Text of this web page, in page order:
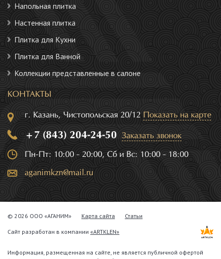
Напольная плитка
Настенная плитка
Плитка для Кухни
Плитка для Ванной
Коллекции представленные в салоне
КОНТАКТЫ
г. Казань, Чистопольская 20/12 Показать на карте
+7 (843) 204-24-50 Заказать звонок
Пн-Пт: 10:00 - 20:00, Сб и Вс: 10:00 - 18:00
aganimkzn@mail.ru
© 2026 ООО «АГАНИМ» Карта сайта Статьи
Сайт разработан в компании «ARTKLEN»
Информация, размещенная на сайте, не является публичной офертой